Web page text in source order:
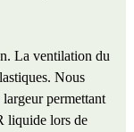
La ventilation du
Nous
permettant
liquide lors de